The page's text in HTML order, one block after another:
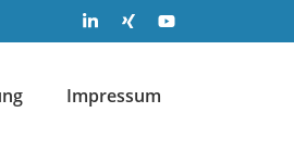
Impressum